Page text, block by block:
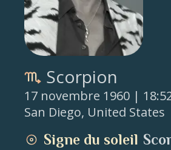
Scorpion
17 novembre 1960 |
San Diego, United States
Signe du soleil